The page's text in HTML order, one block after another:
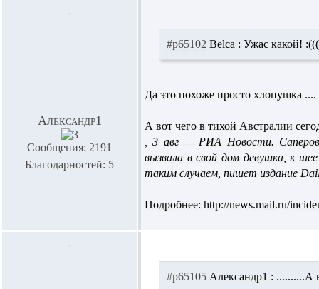
Александр1
Сообщения: 2191
Благодарностей: 5
#p65102 Belca : Ужас какой!
Да это похоже просто хлопушка ....
А вот чего в тихой Австралии
, 3 авг — РИА Новости. Саперов
вызвала в свой дом девушка, к
таким случаем, пишет издание
Подробнее: http://news.mail.ru/
#p65105 Александр1 : ..........А